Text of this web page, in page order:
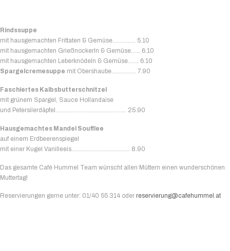
Rindssuppe
mit hausgemachten Frittaten & Gemüse…………… 5.10
mit hausgemachten Grießnockerln & Gemüse…… 6.10
mit hausgemachten Leberknödeln & Gemüse……. 6.10
Spargelcremesuppe mit Obershaube……………. 7.90
Faschiertes Kalbsbutterschnitzel
mit grünem Spargel, Sauce Hollandaise
und Petersilerdäpfel………………………………………. 25.90
Hausgemachtes Mandel Soufflee
auf einem Erdbeerenspiegel
mit einer Kugel Vanilleeis……………………………….. 8.90
Das gesamte Café Hummel Team wünscht allen Müttern einen wunderschönen
Muttertag!
Reservierungen gerne unter: 01/40 55 314 oder reservierung@cafehummel.at